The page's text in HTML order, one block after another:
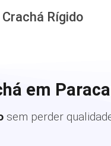
Rígido
em
sem perder